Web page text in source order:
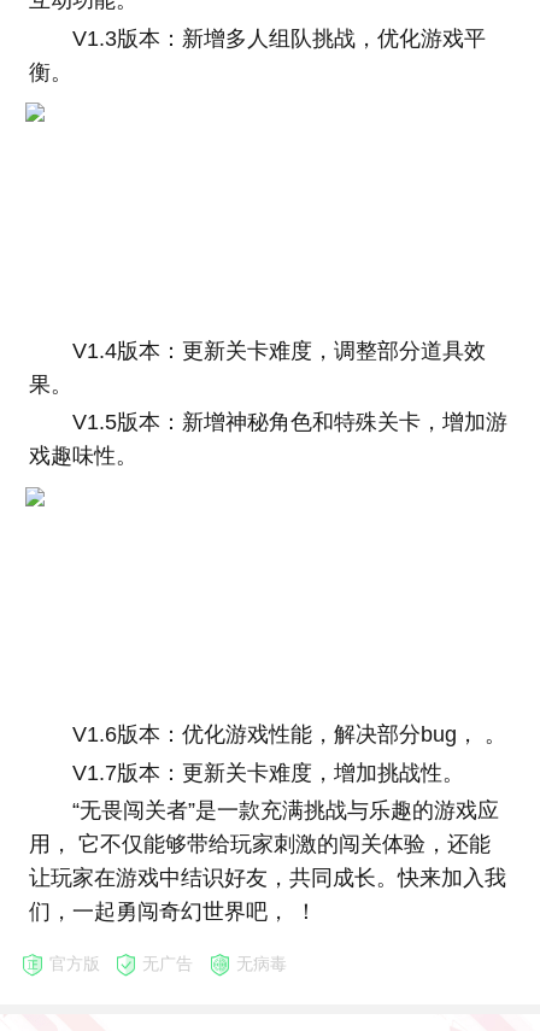
V1.3版本：新增多人组队挑战，优化游戏平
衡。
V1.4版本：更新关卡难度，调整部分道具效
果。
V1.5版本：新增神秘角色和特殊关卡，增加游
戏趣味性。
V1.6版本：优化游戏性能，解决部分bug， 。
V1.7版本：更新关卡难度，增加挑战性。
“无畏闯关者”是一款充满挑战与乐趣的游戏应
用， 它不仅能够带给玩家刺激的闯关体验，还能
让玩家在游戏中结识好友，共同成长。快来加入我
们，一起勇闯奇幻世界吧， ！
官方版 无广告 无病毒